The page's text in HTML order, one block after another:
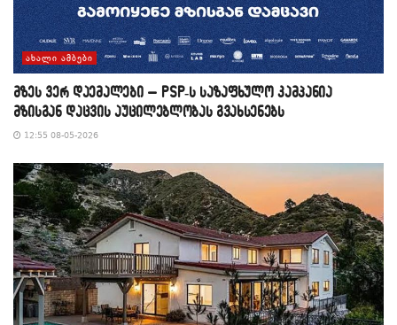
ᲐᲮᲐᲚᲘ ᲐᲛᲑᲔᲑᲘ
მზეს ვერ დაემალები – PSP-ს საზაფხულო კამპანია
მზისგან დაცვის აუცილებლობას გვახსენებს
12:55 08-05-2026